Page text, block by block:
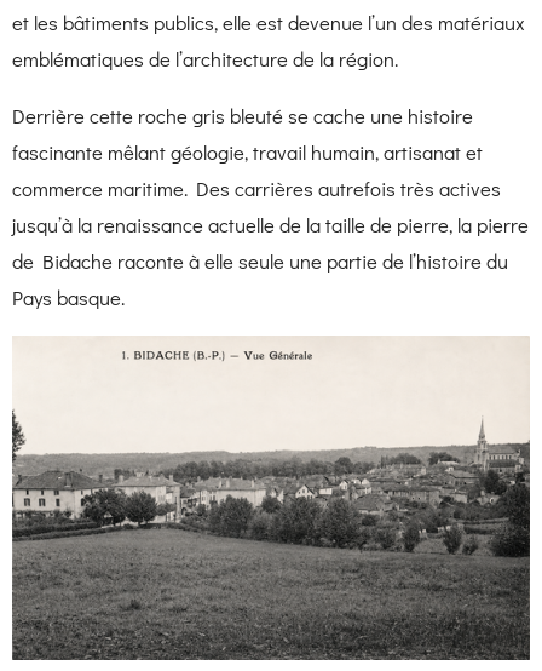
et les bâtiments publics, elle est devenue l’un des matériaux
emblématiques de l’architecture de la région.
Derrière cette roche gris bleuté se cache une histoire
fascinante mêlant géologie, travail humain, artisanat et
commerce maritime. Des carrières autrefois très actives
jusqu’à la renaissance actuelle de la taille de pierre, la pierre
de Bidache raconte à elle seule une partie de l’histoire du
Pays basque.